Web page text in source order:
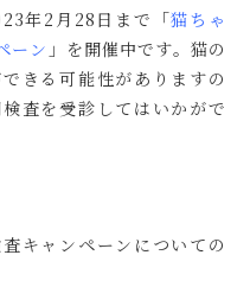
年2月28日まで 「猫ちゃ
ーン 」 を開催中です。猫の
きる可能性がありますの
査を受診してはいかがで
キャンペーンについての